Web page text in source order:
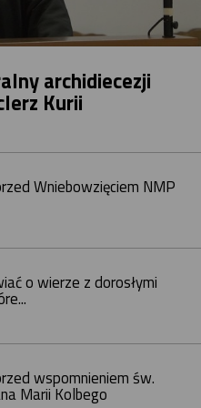
archidiecezji
Kurii
Wniebowzięciem NMP
o wierze z dorosłymi
wspomnieniem św.
Marii Kolbego